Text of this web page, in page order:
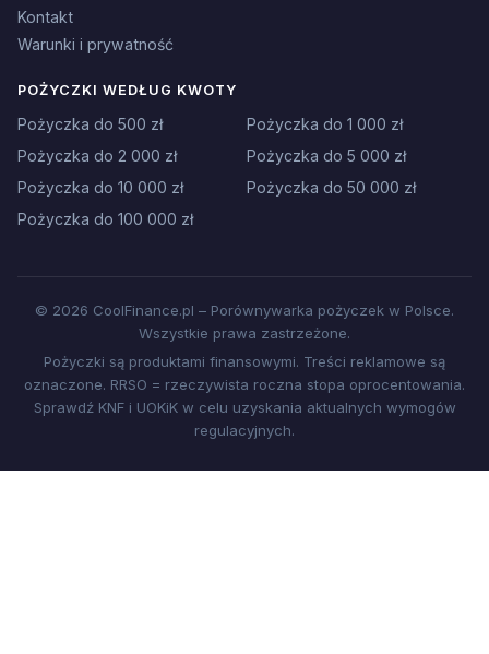
Kontakt
Warunki i prywatność
POŻYCZKI WEDŁUG KWOTY
Pożyczka do 500 zł
Pożyczka do 1 000 zł
Pożyczka do 2 000 zł
Pożyczka do 5 000 zł
Pożyczka do 10 000 zł
Pożyczka do 50 000 zł
Pożyczka do 100 000 zł
© 2026 CoolFinance.pl – Porównywarka pożyczek w Polsce.
Wszystkie prawa zastrzeżone.
Pożyczki są produktami finansowymi. Treści reklamowe są
oznaczone. RRSO = rzeczywista roczna stopa oprocentowania.
Sprawdź KNF i UOKiK w celu uzyskania aktualnych wymogów
regulacyjnych.